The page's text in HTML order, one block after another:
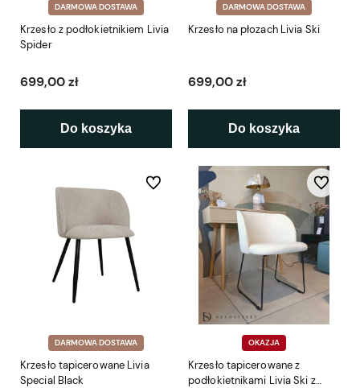
DARMOWA DOSTAWA
Krzesło z podłokietnikiem Livia
Spider
699,00 zł
Do koszyka
DARMOWA DOSTAWA
Krzesło na płozach Livia Ski
699,00 zł
Do koszyka
DARMOWA DOSTAWA
Krzesło tapicerowane Livia
Special Black
Do ulubionych
OKAZJA
Krzesło tapicerowane z
podłokietnikami Livia Ski z
Do